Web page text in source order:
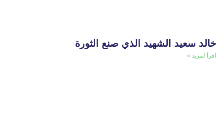
خالد سعيد الشهيد الذي صنع الثورة
اقرأ لمزيد »